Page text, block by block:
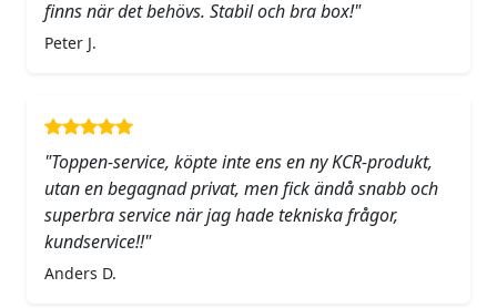
finns när det behövs. Stabil och bra box!"
Peter J.
"Toppen-service, köpte inte ens en ny KCR-produkt,
utan en begagnad privat, men fick ändå snabb och
superbra service när jag hade tekniska frågor,
kundservice!!"
Anders D.